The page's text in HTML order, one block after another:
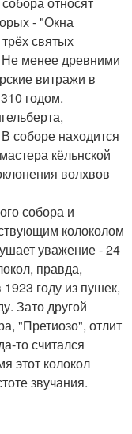
- "Окна
святых
Не менее древними
витражи в
годом.
соборе находится
кёльнской
волхвов
собора и
колоколом
уважение - 24
правда,
году из пушек,
Зато другой
"Претиозо", отлит
то считался
этот колокол
звучания.